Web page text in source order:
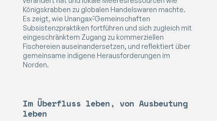
Königskrabben zu globalen Handelswaren machte.
Es zeigt, wie Unangax̂-Gemeinschaften
Subsistenzpraktiken fortführen und sich zugleich mit
eingeschränktem Zugang zu kommerziellen
Fischereien auseinandersetzen, und reflektiert über
gemeinsame indigene Herausforderungen im
Norden.
Im Überfluss leben, von Ausbeutung
leben